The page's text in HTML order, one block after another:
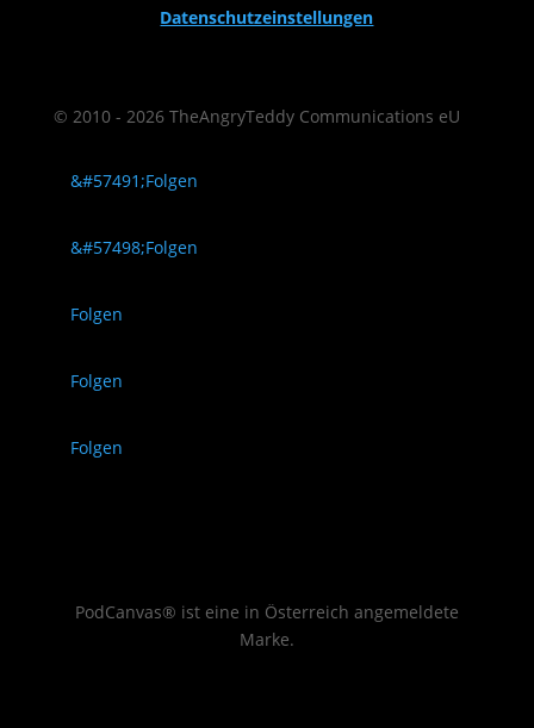
Datenschutzeinstellungen
© 2010 - 2026 TheAngryTeddy Communications eU
Folgen
Folgen
Folgen
Folgen
Folgen
PodCanvas® ist eine in Österreich angemeldete
Marke.